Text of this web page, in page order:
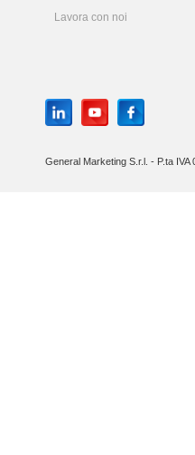
Lavora con noi
General Marketing S.r.l. - P.ta IVA